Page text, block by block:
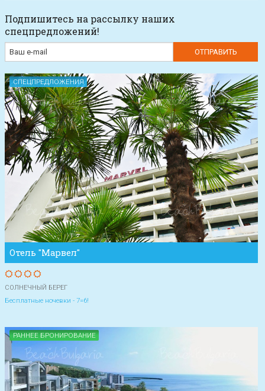
Подпишитесь на рассылку наших
спецпредложений!
СПЕЦПРЕДЛОЖЕНИЯ
Отель "Марвел"
СОЛНЕЧНЫЙ БЕРЕГ
Бесплатные ночевки - 7=6!
РАННЕЕ БРОНИРОВАНИЕ